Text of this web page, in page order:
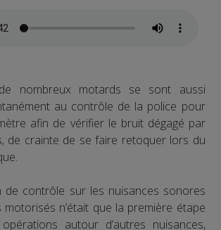
nombreux motards se sont aussi
au contrôle de la police pour
afin de vérifier le bruit dégagé par
de crainte de se faire retoquer lors du
de contrôle sur les nuisances sonores
n’était que la première étape
autour d’autres nuisances,